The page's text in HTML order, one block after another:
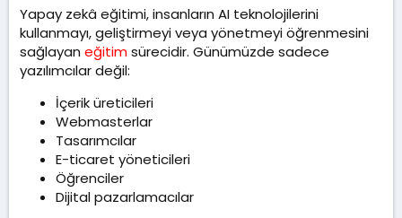
Yapay zekâ eğitimi, insanların AI teknolojilerini
kullanmayı, geliştirmeyi veya yönetmeyi öğrenmesini
sağlayan eğitimsürecidir. Günümüzde sadece
yazılımcılar değil:
İçerik üreticileri
Webmasterlar
Tasarımcılar
E-ticaret yöneticileri
Öğrenciler
Dijital pazarlamacılar